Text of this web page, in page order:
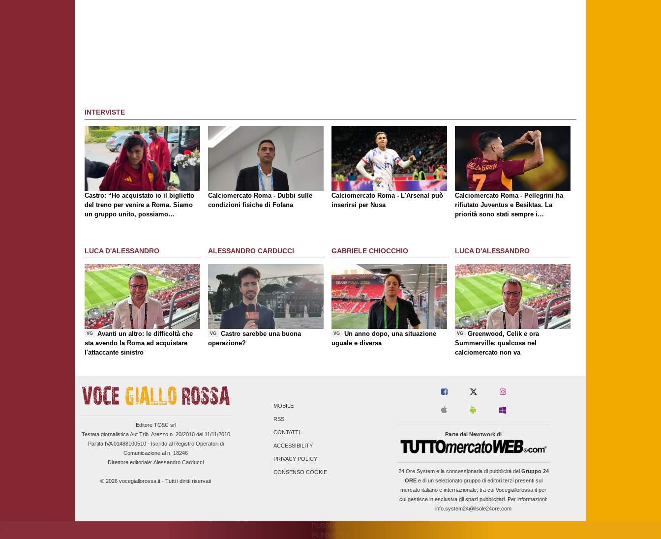
INTERVISTE
Castro: “Ho acquistato io il biglietto
del treno per venire a Roma. Siamo
un gruppo unito, possiamo
Calciomercato Roma - Dubbi sulle
condizioni fisiche di Fofana
Calciomercato Roma - L'Arsenal può
inserirsi per Nusa
Calciomercato Roma - Pellegrini ha
rifiutato Juventus e Besiktas. La
priorità sono stati sempre i
LUCA D'ALESSANDRO
VG
Avanti un altro: le difficoltà che
sta avendo la Roma ad acquistare
l'attaccante sinistro
ALESSANDRO CARDUCCI
VG
Castro sarebbe una buona
operazione?
GABRIELE CHIOCCHIO
VG
Un anno dopo, una situazione
uguale e diversa
LUCA D'ALESSANDRO
VG
Greenwood, Celik e ora
Summerville: qualcosa nel
calciomercato non va
Editore TC&C srl
Testata giornalistica Aut.Trib. Arezzo n. 20/2010 del 11/11/2010
Partita IVA 01488100510 - Iscritto al Registro Operatori di
Comunicazione al n. 18246
Direttore editoriale: Alessandro Carducci
© 2026 vocegiallorossa.it - Tutti i diritti riservati
MOBILE
RSS
CONTATTI
ACCESSIBILITY
PRIVACY POLICY
CONSENSO COOKIE
Parte del Newtwork di
24 Ore Systemè la concessionaria di pubblicità del Gruppo 24
OREe di un selezionato gruppo di editori terzi presenti sul
mercato italiano e internazionale, tra cui Vocegiallorossa.it per
cui gestisce in esclusiva gli spazi pubblicitari. Per informazioni:
info.system24@ilsole24ore.com